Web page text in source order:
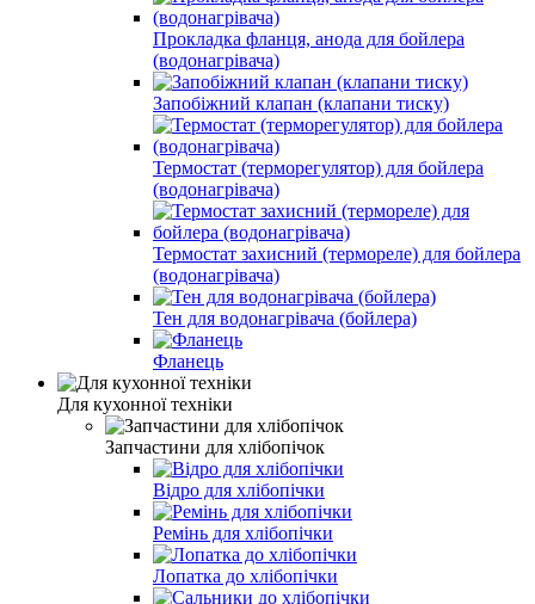
Прокладка фланця, анода для бойлера
(водонагрівача)
Запобіжний клапан (клапани тиску)
Термостат (терморегулятор) для бойлера
(водонагрівача)
Термостат захисний (термореле) для бойлера
(водонагрівача)
Тен для водонагрівача (бойлера)
Фланець
Для кухонної техніки
Запчастини для хлібопічок
Відро для хлібопічки
Ремінь для хлібопічки
Лопатка до хлібопічки